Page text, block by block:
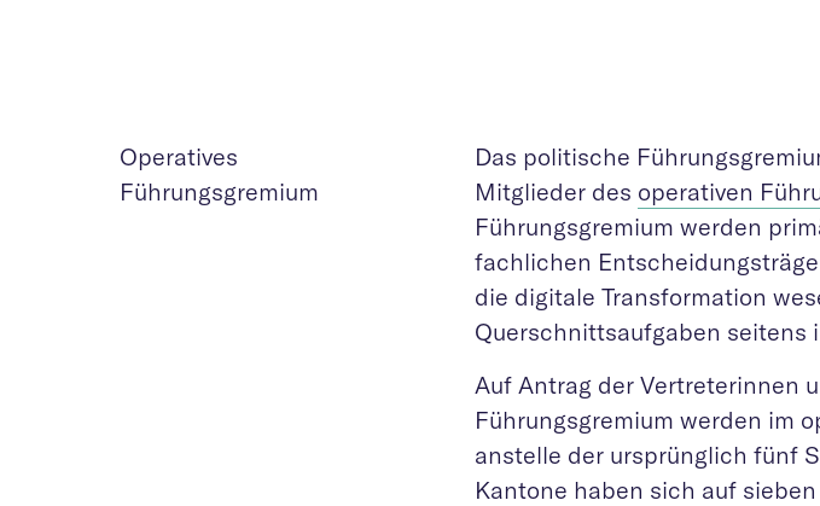
Operatives
Führungsgremium
Das politische
Mitglieder des operativen
Führungsgremium werden
fachlichen
die digitale Transformation
Querschnittsaufgaben seitens
Auf Antrag der Vertreterinnen
Führungsgremium werden im
anstelle der ursprünglich fünf
Kantone haben sich auf